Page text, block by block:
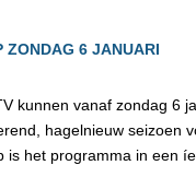
ZONDAG 6 JANUARI
kunnen vanaf zondag 6
hagelnieuw seizoen
is het programma in een